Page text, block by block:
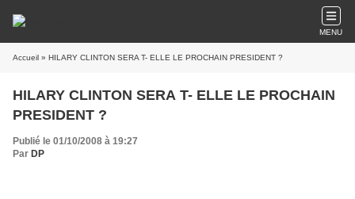
MENU
Accueil » HILARY CLINTON SERA T- ELLE LE PROCHAIN PRESIDENT ?
HILARY CLINTON SERA T- ELLE LE PROCHAIN
PRESIDENT ?
Publié le 01/10/2008 à 19:27
Par DP